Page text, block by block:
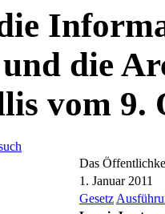
die
vom 9.
Das
1. Januar 2011
Gesetz